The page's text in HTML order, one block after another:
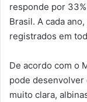
responde por
Brasil. A cada
registrados em
De acordo com o
pode desenvolver
muito clara,